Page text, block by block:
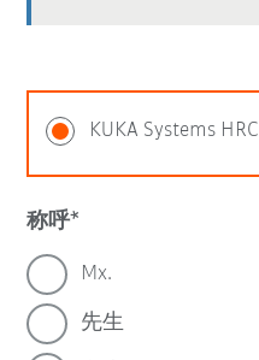
KUKA Systems HRC
称呼
Mx.
先生